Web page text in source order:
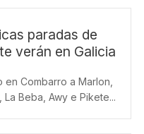
paradas de
verán en Galicia
Combarro a Marlon,
La Beba, Awy e Pikete...